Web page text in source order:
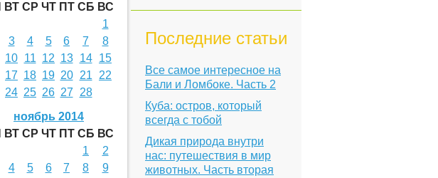
ВТ СР ЧТ ПТ СБ ВС
1
3 4 5 6 7
8
10 11 12 13 14
15
17 18 19 20 21
22
24 25 26 27
28
ноябрь 2014
ВТ СР ЧТ ПТ СБ ВС
1
2
4 5 6 7 8
9
Последние статьи
Все самое интересное на
Бали и Ломбоке. Часть 2
Куба: остров, который
всегда с тобой
Дикая природа внутри
нас: путешествия в мир
животных. Часть вторая